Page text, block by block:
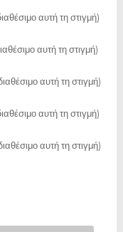
αυτή τη στιγμή)
αυτή τη στιγμή)
αυτή τη στιγμή)
αυτή τη στιγμή)
αυτή τη στιγμή)